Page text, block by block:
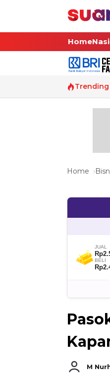
Home
Trending
Home
JUAL
BELI
M